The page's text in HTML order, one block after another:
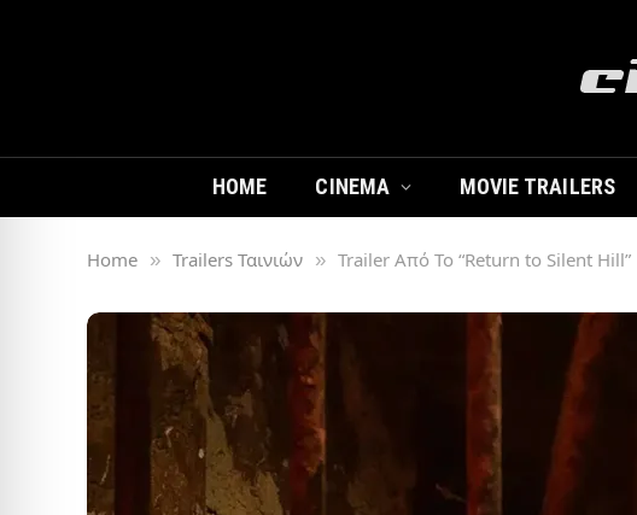
HOME CINEMA MOVIE TRAILERS
Home » Trailers Ταινιών » Trailer Από Το “Return to Silent Hill”